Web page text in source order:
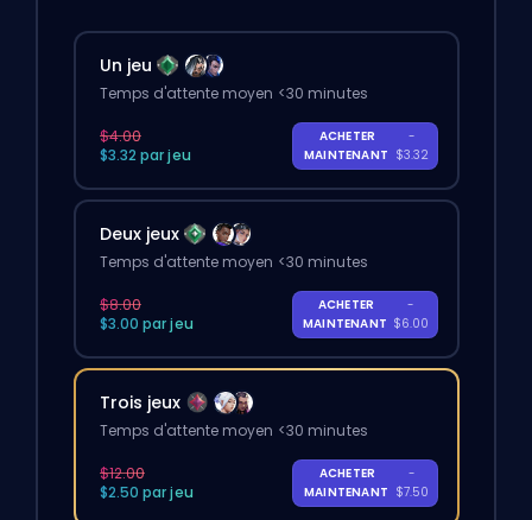
Un jeu
Temps d'attente moyen <30 minutes
$4.00
$3.32 par jeu
ACHETER
MAINTENANT
-
$3.32
Deux jeux
Temps d'attente moyen <30 minutes
$8.00
$3.00 par jeu
ACHETER
MAINTENANT
-
$6.00
Trois jeux
Temps d'attente moyen <30 minutes
$12.00
$2.50 par jeu
ACHETER
MAINTENANT
-
$7.50